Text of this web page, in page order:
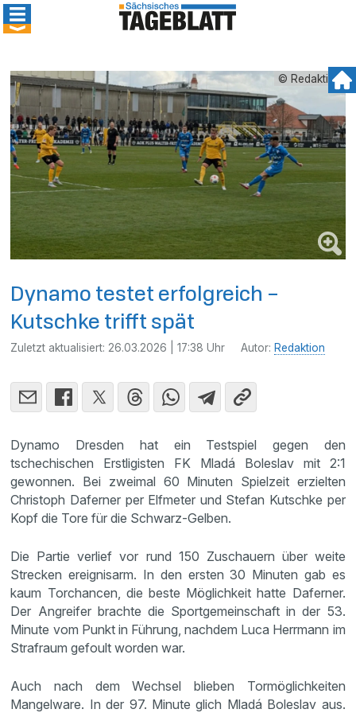
© Redaktion
Dynamo testet erfolgreich –
Kutschke trifft spät
Zuletzt aktualisiert: 26.03.2026 | 17:38 Uhr Autor: Redaktion
Dynamo Dresden hat ein Testspiel gegen den
tschechischen Erstligisten FK Mladá Boleslav mit 2:1
gewonnen. Bei zweimal 60 Minuten Spielzeit erzielten
Christoph Daferner per Elfmeter und Stefan Kutschke per
Kopf die Tore für die Schwarz-Gelben.
Die Partie verlief vor rund 150 Zuschauern über weite
Strecken ereignisarm. In den ersten 30 Minuten gab es
kaum Torchancen, die beste Möglichkeit hatte Daferner.
Der Angreifer brachte die Sportgemeinschaft in der 53.
Minute vom Punkt in Führung, nachdem Luca Herrmann im
Strafraum gefoult worden war.
Auch nach dem Wechsel blieben Tormöglichkeiten
Mangelware. In der 97. Minute glich Mladá Boleslav aus.